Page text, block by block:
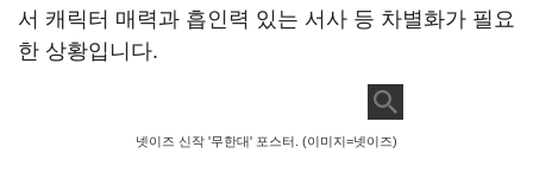
서 캐릭터 매력과 흡인력 있는 서사 등 차별화가 필요
한 상황입니다.
넷이즈 신작 '무한대' 포스터. (이미지=넷이즈)